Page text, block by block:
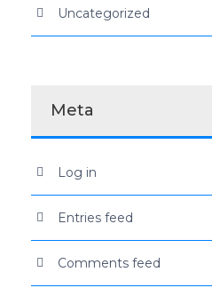
Uncategorized
Meta
Log in
Entries feed
Comments feed